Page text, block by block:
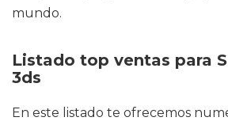
mundo.
Listado top ventas para
3ds
En este listado te ofrecemos